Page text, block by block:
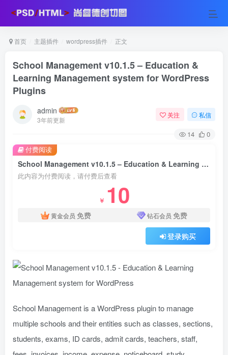
首页 主题插件 wordpress插件 正文
School Management v10.1.5 – Education &
Learning Management system for WordPress
Plugins
admin
3年前更新
关注 私信
14 0
School Management v10.1.5 – Education & Learning Management system for WordPress Plugins
此内容为付费阅读，请付费后查看
￥ 10
黄金会员 免费 钻石会员 免费
登录购买
付费阅读
School Management is a WordPress plugin to manage
multiple schools and their entities such as classes, sections,
students, exams, ID cards, admit cards, teachers, staff,